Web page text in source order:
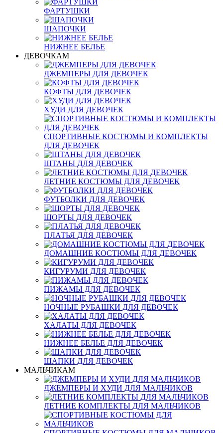
ФАРТУШКИ
ШАПОЧКИ
НИЖНЕЕ БЕЛЬЕ
ДЕВОЧКАМ
ДЖЕМПЕРЫ ДЛЯ ДЕВОЧЕК
КОФТЫ ДЛЯ ДЕВОЧЕК
ХУДИ ДЛЯ ДЕВОЧЕК
СПОРТИВНЫЕ КОСТЮМЫ И КОМПЛЕКТЫ
ДЛЯ ДЕВОЧЕК
ШТАНЫ ДЛЯ ДЕВОЧЕК
ЛЕТНИЕ КОСТЮМЫ ДЛЯ ДЕВОЧЕК
ФУТБОЛКИ ДЛЯ ДЕВОЧЕК
ШОРТЫ ДЛЯ ДЕВОЧЕК
ПЛАТЬЯ ДЛЯ ДЕВОЧЕК
ДОМАШНИЕ КОСТЮМЫ ДЛЯ ДЕВОЧЕК
КИГУРУМИ ДЛЯ ДЕВОЧЕК
ПИЖАМЫ ДЛЯ ДЕВОЧЕК
НОЧНЫЕ РУБАШКИ ДЛЯ ДЕВОЧЕК
ХАЛАТЫ ДЛЯ ДЕВОЧЕК
НИЖНЕЕ БЕЛЬЕ ДЛЯ ДЕВОЧЕК
ШАПКИ ДЛЯ ДЕВОЧЕК
МАЛЬЧИКАМ
ДЖЕМПЕРЫ И ХУДИ ДЛЯ МАЛЬЧИКОВ
ЛЕТНИЕ КОМПЛЕКТЫ ДЛЯ МАЛЬЧИКОВ